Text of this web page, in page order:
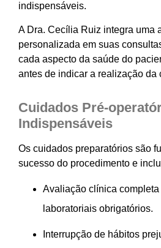
indispensáveis.
A Dra. Cecília Ruiz integra uma
personalizada em suas
cada aspecto da saúde do
antes de indicar a realização da
Cuidados Pré-
Indispensáveis
Os cuidados preparatórios são
sucesso do procedimento e
Avaliação clínica
laboratoriais obrigatórios.
Interrupção de hábitos